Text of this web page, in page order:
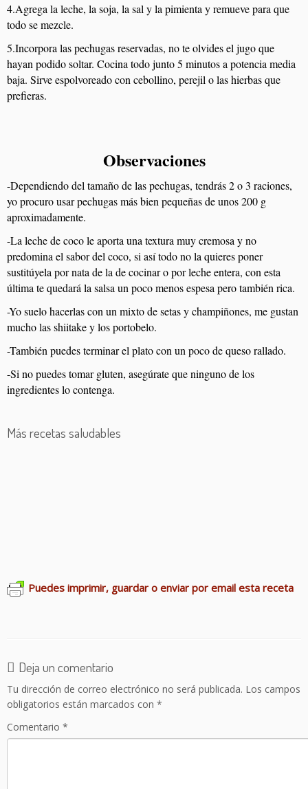
4.Agrega la leche, la soja, la sal y la pimienta y remueve para que
todo se mezcle.
5.Incorpora las pechugas reservadas, no te olvides el jugo que
hayan podido soltar. Cocina todo junto 5 minutos a potencia media
baja. Sirve espolvoreado con cebollino, perejil o las hierbas que
prefieras.
Observaciones
-Dependiendo del tamaño de las pechugas, tendrás 2 o 3 raciones,
yo procuro usar pechugas más bien pequeñas de unos 200 g
aproximadamente.
-La leche de coco le aporta una textura muy cremosa y no
predomina el sabor del coco, si así todo no la quieres poner
sustitúyela por nata de la de cocinar o por leche entera, con esta
última te quedará la salsa un poco menos espesa pero también rica.
-Yo suelo hacerlas con un mixto de setas y champiñones, me gustan
mucho las shiitake y los portobelo.
-También puedes terminar el plato con un poco de queso rallado.
-Si no puedes tomar gluten, asegúrate que ninguno de los
ingredientes lo contenga.
Más recetas saludables
Puedes imprimir, guardar o enviar por email esta receta
Deja un comentario
Tu dirección de correo electrónico no será publicada. Los campos
obligatorios están marcados con *
Comentario *